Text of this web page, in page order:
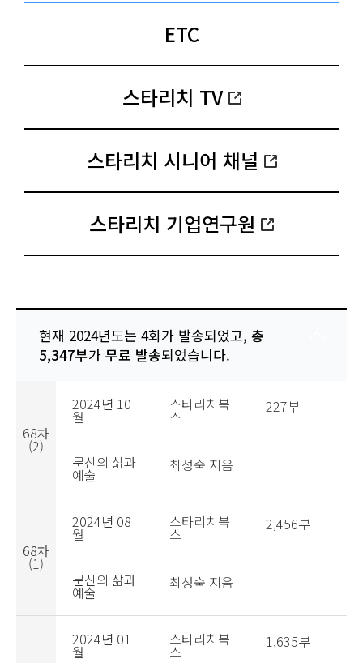
ETC
스타리치 TV
스타리치 시니어 채널
스타리치 기업연구원
현재 2024년도는 4회가 발송되었고, 총
5,347부가 무료 발송되었습니다.
68차
(2)
2024년 10
월
스타리치북
스
227부
문신의 삶과
예술
최성숙 지음
68차
(1)
2024년 08
월
스타리치북
스
2,456부
문신의 삶과
예술
최성숙 지음
2024년 01
월
스타리치북
스
1,635부